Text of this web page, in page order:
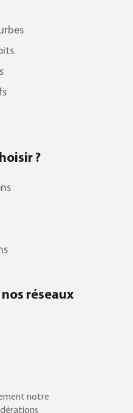
?
réseaux
notre